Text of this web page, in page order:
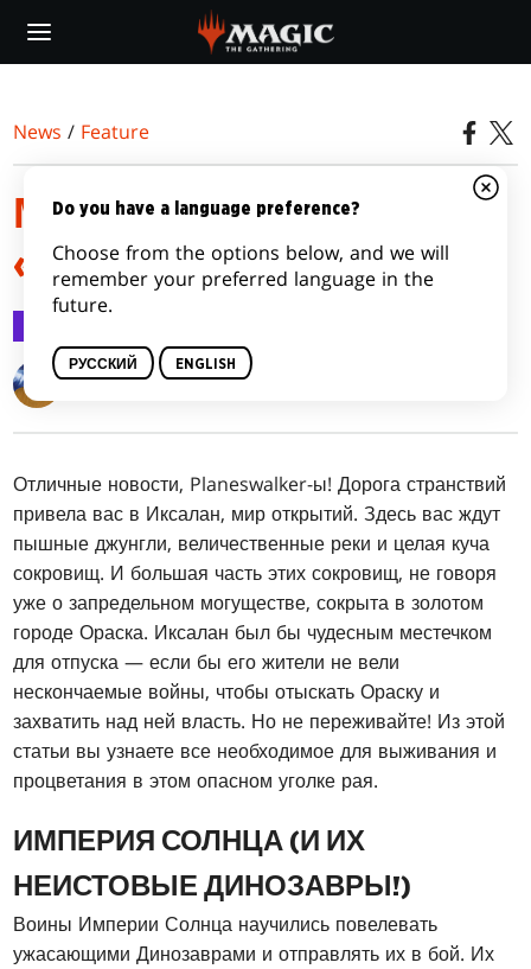
main
News / Feature
МЕХАНИКИ ВЫПУСКА
«ИКСАЛАН»
Matt Tabak
Отличные новости, Planeswalker-ы! Дорога странствий
привела вас в Иксалан, мир открытий. Здесь вас ждут
пышные джунгли, величественные реки и целая куча
сокровищ. И большая часть этих сокровищ, не говоря
уже о запредельном могуществе, сокрыта в золотом
городе Ораска. Иксалан был бы чудесным местечком
для отпуска — если бы его жители не вели
нескончаемые войны, чтобы отыскать Ораску и
захватить над ней власть. Но не переживайте! Из этой
статьи вы узнаете все необходимое для выживания и
процветания в этом опасном уголке рая.
ИМПЕРИЯ СОЛНЦА (И ИХ
НЕИСТОВЫЕ ДИНОЗАВРЫ!)
Воины Империи Солнца научились повелевать
ужасающими Динозаврами и отправлять их в бой. Их
Do you have a language preference?
Choose from the options below, and we will
remember your preferred language in the
future.
РУССКИЙ ENGLISH